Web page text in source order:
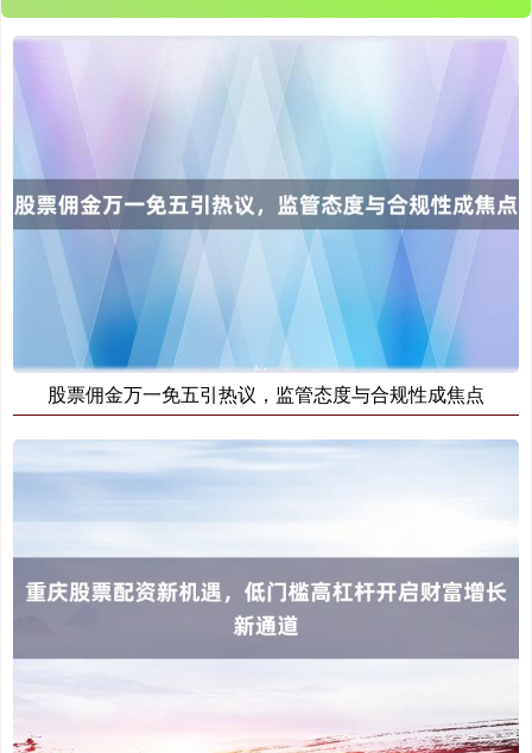
北证50
创业板指 3563.12 +47.56 +1.35%
基金指数 7242.10 +12.30 +0.17%
股票佣金万一免五引热议，监管态度与合规性成焦点